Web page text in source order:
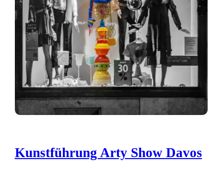
Kunstführung Arty Show Davos